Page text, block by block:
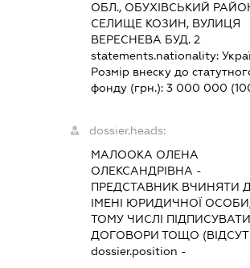
ОБЛ., ОБУХІВСЬКИЙ
СЕЛИЩЕ КОЗИН, ВУЛИЦЯ
ВЕРЕСНЕВА БУД. 2
statements.nationality:
Розмір внеску до
фонду (грн.):3 000 000
dossier.heads:
МАЛООКА ОЛЕНА
ОЛЕКСАНДРІВНА -
ПРЕДСТАВНИК ВЧИНЯТИ
ІМЕНІ ЮРИДИЧНОЇ
ТОМУ ЧИСЛІ ПІДПИСУВАТИ
ДОГОВОРИ ТОЩО
dossier.position -